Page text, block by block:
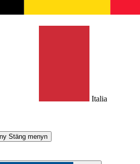
Italia
Stäng menyn